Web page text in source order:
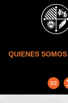
Skip to main content
QUIENES SOMOS